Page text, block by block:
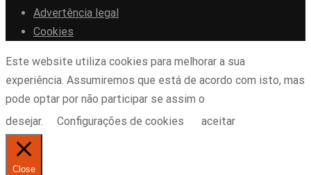
Advertência legal
Cookies
Este website utiliza cookies para melhorar a sua
experiência. Assumiremos que está de acordo com isto, mas
pode optar por não participar se assim o
desejar.
Configurações de cookies aceitar
Close